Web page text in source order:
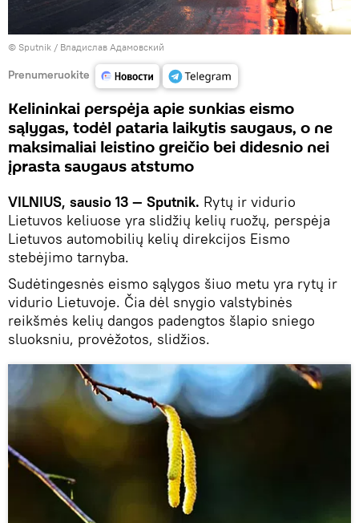
© Sputnik / Владислав Адамовский
Prenumeruokite
Kelininkai perspėja apie sunkias eismo
sąlygas, todėl pataria laikytis saugaus, o ne
maksimaliai leistino greičio bei didesnio nei
įprasta saugaus atstumo
VILNIUS, sausio 13 — Sputnik. Rytų ir vidurio
Lietuvos keliuose yra slidžių kelių ruožų, perspėja
Lietuvos automobilių kelių direkcijos Eismo
stebėjimo tarnyba.
Sudėtingesnės eismo sąlygos šiuo metu yra rytų ir
vidurio Lietuvoje. Čia dėl snygio valstybinės
reikšmės kelių dangos padengtos šlapio sniego
sluoksniu, provėžotos, slidžios.